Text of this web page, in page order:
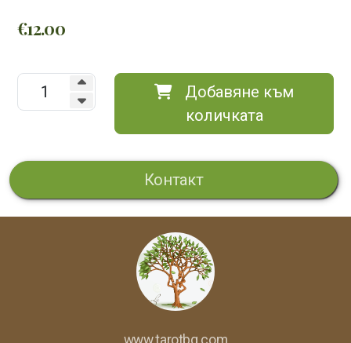
€12.00
Добавяне към
количката
Контакт
www.tarotbg.com